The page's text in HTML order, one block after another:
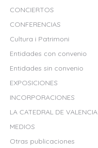
CONCIERTOS
CONFERENCIAS
Cultura i Patrimoni
Entidades con convenio
Entidades sin convenio
EXPOSICIONES
INCORPORACIONES
LA CATEDRAL DE VALENCIA
MEDIOS
Otras publicaciones